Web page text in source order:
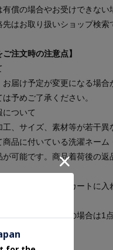
償の場合やお受けできない
はお取り扱いショップ検索
注文時の注意点】
届け予定が変更になる場合
予めご了承ください。
ついて
、サイズ、素材等が若干異
品に付いている洗濯ネーム
可能です。商品着荷後の
約商品を、複数点カートに
ります。
品の発送をご希望の場合は1